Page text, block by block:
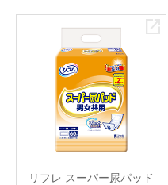
リフレ スーパー尿パッド